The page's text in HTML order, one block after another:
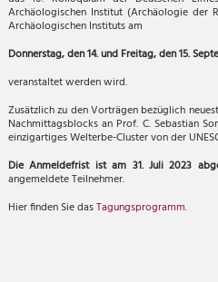
Archäologischen Institut (Archäologie der
Archäologischen Instituts am
Donnerstag, den 14. und Freitag, den 15.
veranstaltet werden wird.
Zusätzlich zu den Vorträgen bezüglich
Nachmittagsblocks an Prof. C. Sebastian
einzigartiges Welterbe-Cluster von der
Die Anmeldefrist ist am 31. Juli 2023
angemeldete Teilnehmer.
Hier finden Sie dasTagungsprogramm.